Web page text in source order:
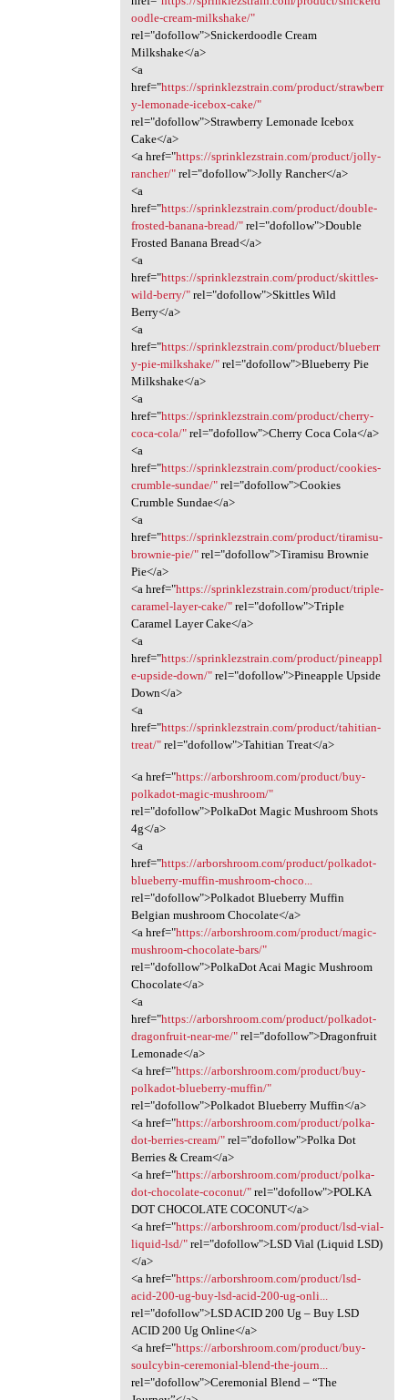
oodle-cream-milkshake/"
rel="dofollow">Snickerdoodle Cream
Milkshake</a>
<a
href="https://sprinklezstrain.com/product/strawberr
y-lemonade-icebox-cake/"
rel="dofollow">Strawberry Lemonade Icebox
Cake</a>
<a href="https://sprinklezstrain.com/product/jolly-
rancher/"rel="dofollow">Jolly Rancher</a>
<a
href="https://sprinklezstrain.com/product/double-
frosted-banana-bread/"rel="dofollow">Double
Frosted Banana Bread</a>
<a
href="https://sprinklezstrain.com/product/skittles-
wild-berry/"rel="dofollow">Skittles Wild
Berry</a>
<a
href="https://sprinklezstrain.com/product/blueberr
y-pie-milkshake/"rel="dofollow">Blueberry Pie
Milkshake</a>
<a
href="https://sprinklezstrain.com/product/cherry-
coca-cola/"rel="dofollow">Cherry Coca Cola</a>
<a
href="https://sprinklezstrain.com/product/cookies-
crumble-sundae/"rel="dofollow">Cookies
Crumble Sundae</a>
<a
href="https://sprinklezstrain.com/product/tiramisu-
brownie-pie/"rel="dofollow">Tiramisu Brownie
Pie</a>
<a href="https://sprinklezstrain.com/product/triple-
caramel-layer-cake/"rel="dofollow">Triple
Caramel Layer Cake</a>
<a
href="https://sprinklezstrain.com/product/pineappl
e-upside-down/"rel="dofollow">Pineapple Upside
Down</a>
<a
href="https://sprinklezstrain.com/product/tahitian-
treat/"rel="dofollow">Tahitian Treat</a>
<a href="https://arborshroom.com/product/buy-
polkadot-magic-mushroom/"
rel="dofollow">PolkaDot Magic Mushroom Shots
4g</a>
<a
href="https://arborshroom.com/product/polkadot-
blueberry-muffin-mushroom-choco...
rel="dofollow">Polkadot Blueberry Muffin
Belgian mushroom Chocolate</a>
<a href="https://arborshroom.com/product/magic-
mushroom-chocolate-bars/"
rel="dofollow">PolkaDot Acai Magic Mushroom
Chocolate</a>
<a
href="https://arborshroom.com/product/polkadot-
dragonfruit-near-me/"rel="dofollow">Dragonfruit
Lemonade</a>
<a href="https://arborshroom.com/product/buy-
polkadot-blueberry-muffin/"
rel="dofollow">Polkadot Blueberry Muffin</a>
<a href="https://arborshroom.com/product/polka-
dot-berries-cream/"rel="dofollow">Polka Dot
Berries & Cream</a>
<a href="https://arborshroom.com/product/polka-
dot-chocolate-coconut/"rel="dofollow">POLKA
DOT CHOCOLATE COCONUT</a>
<a href="https://arborshroom.com/product/lsd-vial-
liquid-lsd/"rel="dofollow">LSD Vial (Liquid LSD)
</a>
<a href="https://arborshroom.com/product/lsd-
acid-200-ug-buy-lsd-acid-200-ug-onli...
rel="dofollow">LSD ACID 200 Ug – Buy LSD
ACID 200 Ug Online</a>
<a href="https://arborshroom.com/product/buy-
soulcybin-ceremonial-blend-the-journ...
rel="dofollow">Ceremonial Blend – “The